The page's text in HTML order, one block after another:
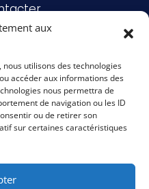
aux
utilisons des technologies
accéder aux informations des
nous permettra de
de navigation ou les ID
ou de retirer son
sur certaines caractéristiques